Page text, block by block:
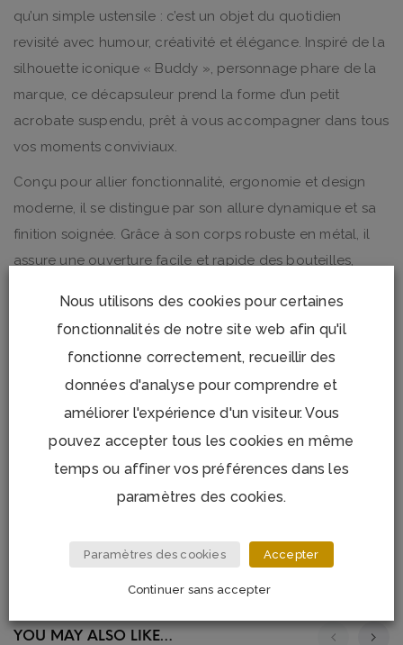
qu’un simple ustensile : c’est un objet du quotidien
revisité avec humour, créativité et élégance. Inspiré de la
silhouette iconique « Buddy », personnage phare de la
marque, ce décapsuleur prend la forme d’un petit
acrobate suspendu, prêt à vous accompagner dans tous
vos moments conviviaux.
Conçu pour allier fonctionnalité, ergonomie et design
moderne, il se distingue par son allure dynamique et sa
finition soignée. Grâce à son corps robuste en métal, il
assure une ouverture facile et rapide des bouteilles,
déco unique à votre cuisine, bar ou coin apéritif.
Le Rodéo Buddy s’impose comme un cadeau original et
veulent égayer leurs instants apéro.
Caractéristiques :
: chromé ou titane
YOU MAY ALSO LIKE…
Nous utilisons des cookies pour certaines
fonctionnalités de notre site web afin qu'il
fonctionne correctement, recueillir des
données d'analyse pour comprendre et
améliorer l'expérience d'un visiteur. Vous
pouvez accepter tous les cookies en même
temps ou affiner vos préférences dans les
paramètres des cookies.
Paramètres des cookies Accepter
Continuer sans accepter